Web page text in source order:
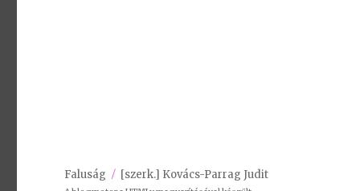
Faluság [szerk.] Kovács-Parrag Judit